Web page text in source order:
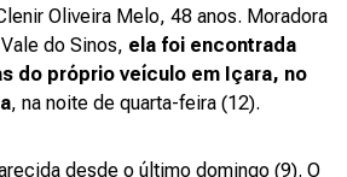
Oliveira Melo, 48 anos. Moradora
do Sinos, ela foi encontrada
do próprio veículo em Içara, no
, na noite de quarta-feira (12).
desde o último domingo (9). O